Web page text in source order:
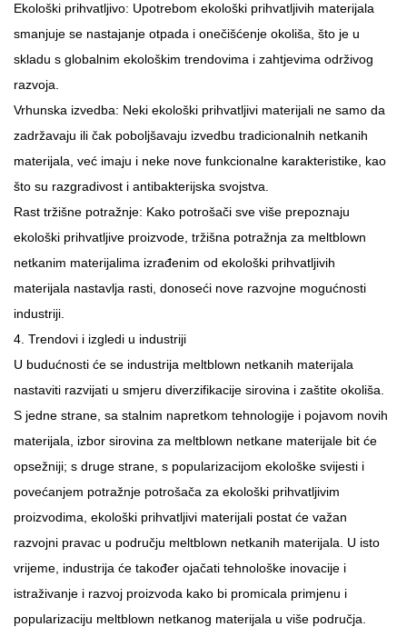
Ekološki prihvatljivo: Upotrebom ekološki prihvatljivih materijala
smanjuje se nastajanje otpada i onečišćenje okoliša, što je u
skladu s globalnim ekološkim trendovima i zahtjevima održivog
razvoja.
Vrhunska izvedba: Neki ekološki prihvatljivi materijali ne samo da
zadržavaju ili čak poboljšavaju izvedbu tradicionalnih netkanih
materijala, već imaju i neke nove funkcionalne karakteristike, kao
što su razgradivost i antibakterijska svojstva.
Rast tržišne potražnje: Kako potrošači sve više prepoznaju
ekološki prihvatljive proizvode, tržišna potražnja za meltblown
netkanim materijalima izrađenim od ekološki prihvatljivih
materijala nastavlja rasti, donoseći nove razvojne mogućnosti
industriji.
4. Trendovi i izgledi u industriji
U budućnosti će se industrija meltblown netkanih materijala
nastaviti razvijati u smjeru diverzifikacije sirovina i zaštite okoliša.
S jedne strane, sa stalnim napretkom tehnologije i pojavom novih
materijala, izbor sirovina za meltblown netkane materijale bit će
opsežniji; s druge strane, s popularizacijom ekološke svijesti i
povećanjem potražnje potrošača za ekološki prihvatljivim
proizvodima, ekološki prihvatljivi materijali postat će važan
razvojni pravac u području meltblown netkanih materijala. U isto
vrijeme, industrija će također ojačati tehnološke inovacije i
istraživanje i razvoj proizvoda kako bi promicala primjenu i
popularizaciju meltblown netkanog materijala u više područja.